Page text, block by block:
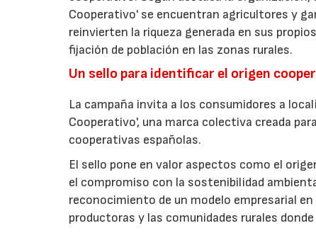
Cooperativo' se encuentran agricultores y
reinvierten la riqueza generada en sus
fijación de población en las zonas rurales.
Un sello para identificar el origen
La campaña invita a los consumidores a
Cooperativo', una marca colectiva creada
cooperativas españolas.
El sello pone en valor aspectos como el
el compromiso con la sostenibilidad
reconocimiento de un modelo empresarial
productoras y las comunidades rurales